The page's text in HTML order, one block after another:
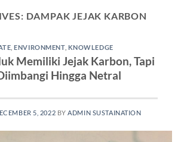
DAMPAK JEJAK KARBON
,ENVIRONMENT, KNOWLEDGE
Memiliki Jejak Karbon, Tapi
Hingga Netral
5, 2022 BYADMIN SUSTAINATION